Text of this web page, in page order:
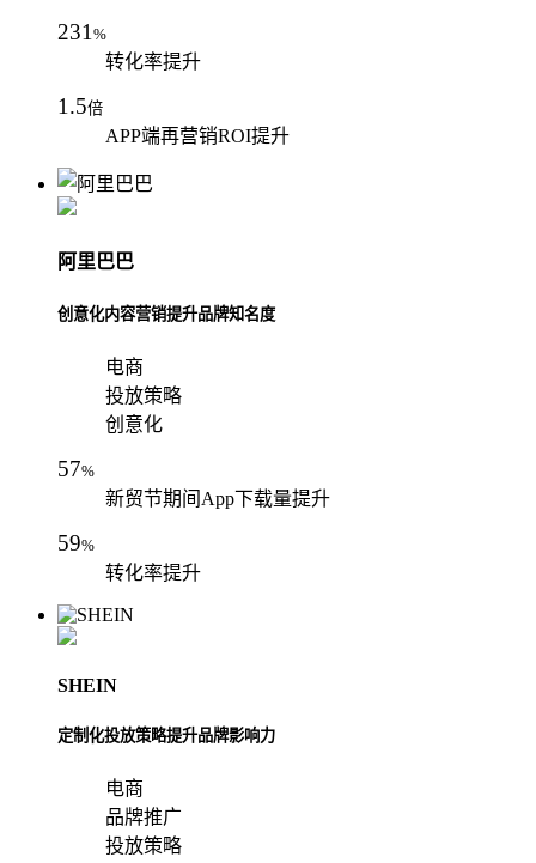
231 %
转化率提升
1.5倍
APP端再营销ROI提升
阿里巴巴
创意化内容营销提升品牌知名度
电商
投放策略
创意化
57%
新贸节期间App下载量提升
59%
转化率提升
SHEIN
定制化投放策略提升品牌影响力
电商
品牌推广
投放策略